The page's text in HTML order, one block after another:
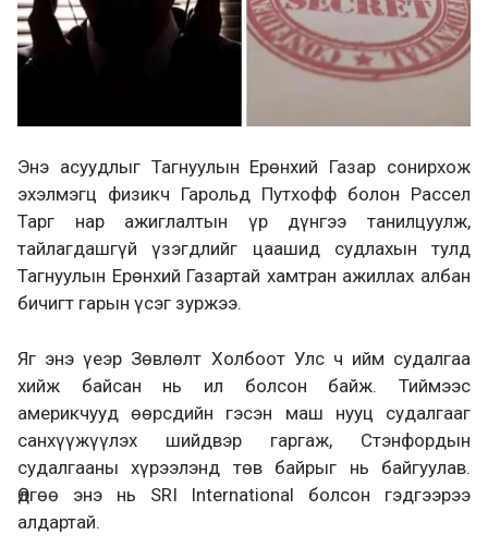
Энэ асуудлыг Тагнуулын Ерөнхий Газар сонирхож
эхэлмэгц физикч Гарольд Путхофф болон Рассел
Тарг нар ажиглалтын үр дүнгээ танилцуулж,
тайлагдашгүй үзэгдлийг цаашид судлахын тулд
Тагнуулын Ерөнхий Газартай хамтран ажиллах албан
бичигт гарын үсэг зуржээ.
Яг энэ үеэр Зөвлөлт Холбоот Улс ч ийм судалгаа
хийж байсан нь ил болсон байж. Тиймээс
америкчууд өөрсдийн гэсэн маш нууц судалгааг
санхүүжүүлэх шийдвэр гаргаж, Стэнфордын
судалгааны хүрээлэнд төв байрыг нь байгуулав.
Өдгөө энэ нь SRI International болсон гэдгээрээ
алдартай.